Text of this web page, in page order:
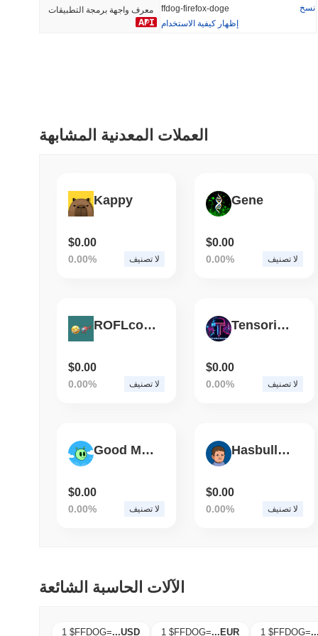
13.76% 1.74%
معرف واجهة برمجة التطبيقات ffdog-firefox-doge
نسخ
إظهار كيفية الاستخدام
العملات المعدنية المشابهة
Kappy
$0.00
0.00% لا تصنيف
Gene
$0.00
0.00% لا تصنيف
ROFLcopter
$0.00
0.00% لا تصنيف
Tensorium
$0.00
0.00% لا تصنيف
Good Martian
$0.00
0.00% لا تصنيف
Hasbulla Game
$0.00
0.00% لا تصنيف
الآلات الحاسبة الشائعة
1 $FFDOG=...USD 1 $FFDOG=...EUR 1 $FFDOG=...